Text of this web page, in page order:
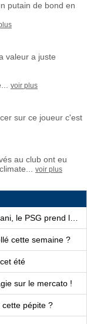
putain de bond en
valeur a juste
voir plus
sur ce joueur c'est
au club ont eu
voir plus
cette semaine ?
été
sur le mercato !
cette pépite ?